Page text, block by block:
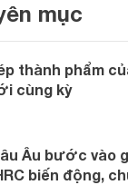
mục
thành phẩm
cùng kỳ
Âu bước vào
biến động,